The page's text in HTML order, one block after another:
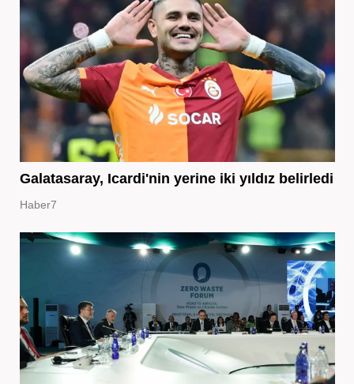
Galatasaray, Icardi'nin yerine iki yıldız belirledi
Haber7